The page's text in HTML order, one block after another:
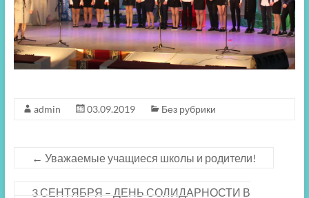
admin 03.09.2019 Без рубрики
← Уважаемые учащиеся школы и родители!
3 СЕНТЯБРЯ – ДЕНЬ СОЛИДАРНОСТИ В